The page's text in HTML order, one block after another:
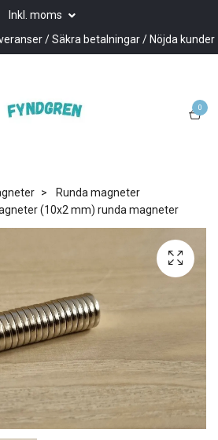
Inkl. moms
/ Säkra betalningar / Nöjda kunder
0
Runda magneter
(10x2 mm) runda magneter